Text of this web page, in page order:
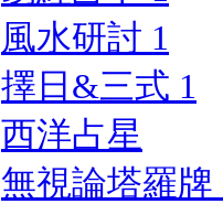
風水研討 1
擇日&三式 1
西洋占星
無視論塔羅牌